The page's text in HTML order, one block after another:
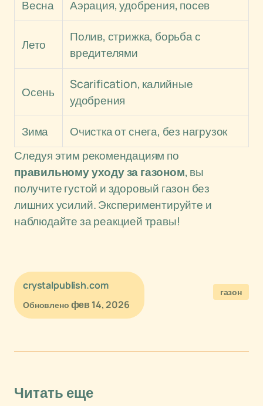
Весна Аэрация, удобрения, посев
Лето
Полив, стрижка, борьба с
вредителями
Осень
Scarification, калийные
удобрения
Зима
Очистка от снега, без нагрузок
Следуя этим рекомендациям по
правильному уходу за газоном, вы
получите густой и здоровый газон без
лишних усилий. Экспериментируйте и
наблюдайте за реакцией травы!
crystalpublish.com
Обновлено фев 14, 2026
газон
Читать еще